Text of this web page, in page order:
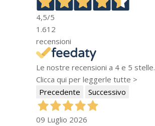
4,5/5
1.612
recensioni
Le nostre recensioni a 4 e 5 stelle.
Clicca qui per leggerle tutte >
Precedente
Successivo
09 Luglio 2026